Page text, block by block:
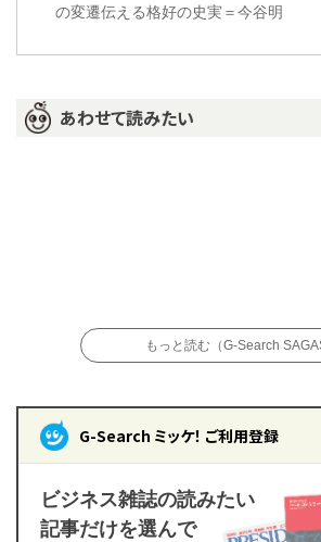
の変遷伝える格好の史実＝今谷明
あわせて読みたい
もっと読む（G-Search
G-Search ミッケ！ ご利用登録
ビジネス雑誌の読みたい
記事だけを選んで